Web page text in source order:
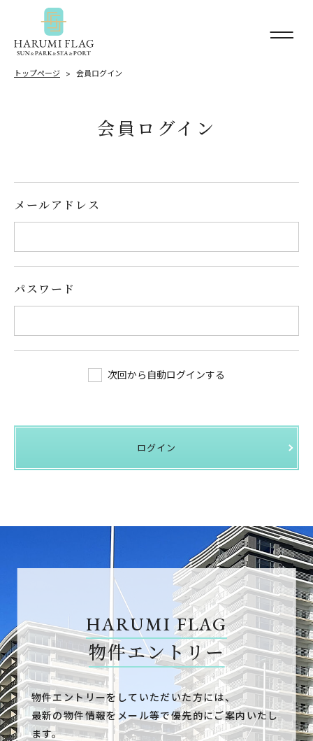
トップページ 会員ログイン
会員ログイン
メールアドレス
パスワード
次回から自動ログインする
ログイン
HARUMI FLAG
物件エントリー
物件エントリーをしていただいた方には、
最新の物件情報をメール等で優先的にご案内いたし
ます。